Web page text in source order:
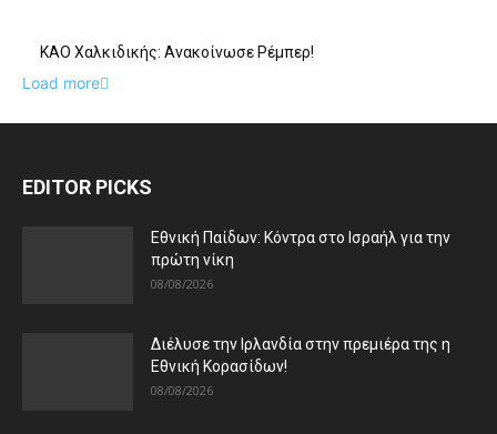
ΚΑΟ Χαλκιδικής: Ανακοίνωσε Ρέμπερ!
Load more
EDITOR PICKS
Εθνική Παίδων: Κόντρα στο Ισραήλ για την
πρώτη νίκη
08/08/2026
Διέλυσε την Ιρλανδία στην πρεμιέρα της η
Εθνική Κορασίδων!
08/08/2026